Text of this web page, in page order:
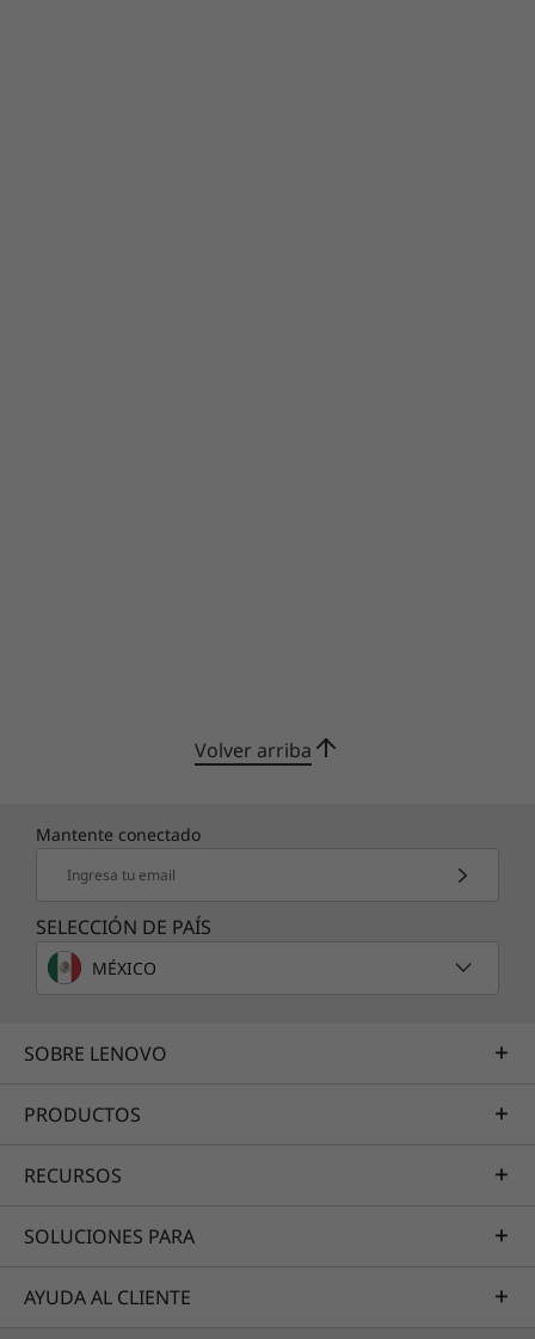
Volver arriba
Mantente conectado
Ingresa tu email
SELECCIÓN DE PAÍS
MÉXICO
SOBRE LENOVO
PRODUCTOS
RECURSOS
SOLUCIONES PARA
AYUDA AL CLIENTE